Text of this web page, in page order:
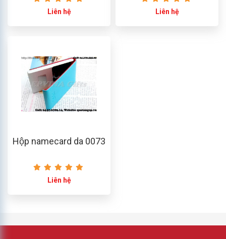
Liên hệ Liên hệ
Hộp namecard da 0073
Liên hệ